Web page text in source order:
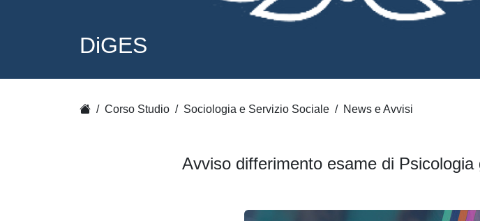
DiGES
Corso Studio Sociologia e Servizio Sociale News e Avvisi
Avviso differimento esame di